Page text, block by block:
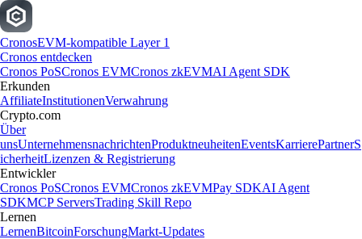
CronosEVM-kompatible Layer 1
Cronos entdecken
Cronos PoSCronos EVMCronos zkEVMAI Agent SDK
Erkunden
AffiliateInstitutionenVerwahrung
Crypto.com
Über
unsUnternehmensnachrichtenProduktneuheitenEventsKarrierePartnerS
icherheitLizenzen & Registrierung
Entwickler
Cronos PoSCronos EVMCronos zkEVMPay SDKAI Agent
SDKMCP ServersTrading Skill Repo
Lernen
LernenBitcoinForschungMarkt-Updates